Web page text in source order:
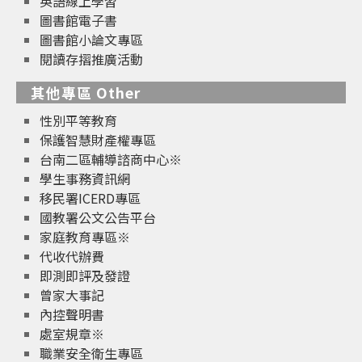
圖書館電子書
圖書館小論文專區
閱讀存摺推廣活動
其他專區 Other
性別平等教育
保護智慧財產權專區
台南二區輔導諮商中心※
學生事務資訊網
移民署ICERD專區
國教署公文公告平台
家庭教育專區※
代收代辦費
即測即評及發證
曾家大事記
內控聲明書
處室規章※
職業安全衛生專區